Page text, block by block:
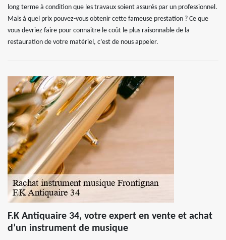
long terme à condition que les travaux soient assurés par un professionnel.
Mais à quel prix pouvez-vous obtenir cette fameuse prestation ? Ce que
vous devriez faire pour connaitre le coût le plus raisonnable de la
restauration de votre matériel, c’est de nous appeler.
F.K Antiquaire 34, votre expert en vente et achat
d’un instrument de musique